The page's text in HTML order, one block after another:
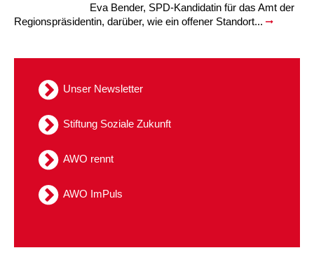
Eva Bender, SPD-Kandidatin für das Amt der
Regionspräsidentin, darüber, wie ein offener Standort...
Unser Newsletter
Stiftung Soziale Zukunft
AWO rennt
AWO ImPuls